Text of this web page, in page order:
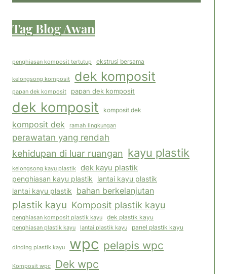
Tag Blog Awan
penghiasan komposit tertutup ekstrusi bersama
kelongsong komposit dek komposit
papan dek komposit papan dek komposit
dek komposit komposit dek
komposit dek ramah lingkungan
perawatan yang rendah
kehidupan di luar ruangan kayu plastik
kelongsong kayu plastik dek kayu plastik
penghiasan kayu plastik
lantai kayu plastik
lantai kayu plastik
bahan berkelanjutan
plastik kayu Komposit plastik kayu
penghiasan komposit plastik kayu dek plastik kayu
penghiasan plastik kayu lantai plastik kayu panel plastik kayu
dinding plastik kayu wpc pelapis wpc
Komposit wpc Dek wpc